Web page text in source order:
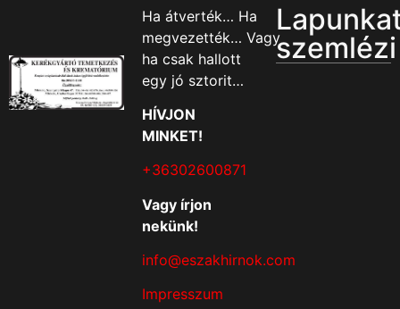
Ha átverték… Ha
megvezették… Vagy
ha csak hallott
egy jó sztorit…
HÍVJON
MINKET!
+36302600871
Vagy írjon
nekünk!
info@eszakhirnok.com
Impresszum
szemlézi